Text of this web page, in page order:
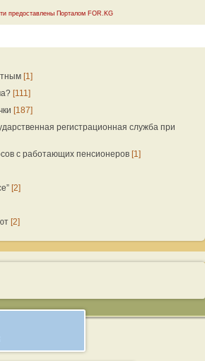
предоставлены Порталом FOR.KG
[1]
[111]
[187]
регистрационная служба при
с работающих пенсионеров [1]
[2]
[2]